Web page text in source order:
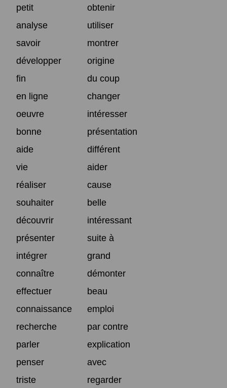
petit
obtenir
analyse
utiliser
savoir
montrer
développer
origine
fin
du coup
en ligne
changer
oeuvre
intéresser
bonne
présentation
aide
différent
vie
aider
réaliser
cause
souhaiter
belle
découvrir
intéressant
présenter
suite à
intégrer
grand
connaître
démonter
effectuer
beau
connaissance
emploi
recherche
par contre
parler
explication
penser
avec
triste
regarder